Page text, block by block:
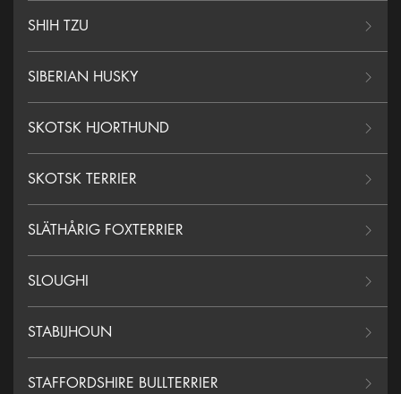
SHIH TZU
SIBERIAN HUSKY
SKOTSK HJORTHUND
SKOTSK TERRIER
SLÄTHÅRIG FOXTERRIER
SLOUGHI
STABIJHOUN
STAFFORDSHIRE BULLTERRIER